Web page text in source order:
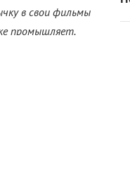
в свои фильмы
промышляет.